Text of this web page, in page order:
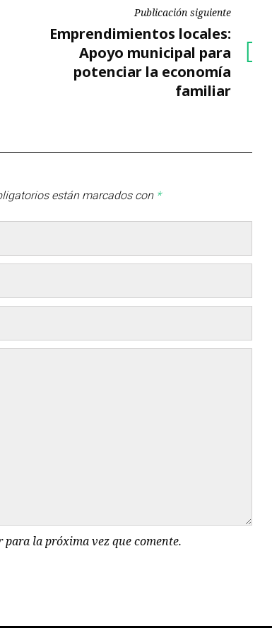
Publicación siguiente
Publicación
siguiente
Emprendimientos locales:
Apoyo municipal para
potenciar la economía
familiar
están marcados con *
la próxima vez que comente.